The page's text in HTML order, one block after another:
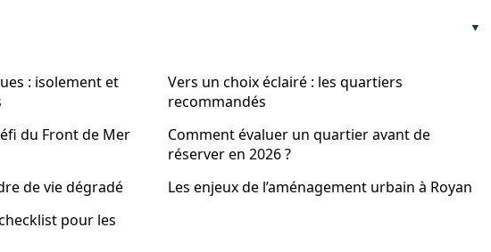
: isolement et
du Front de Mer
de vie dégradé
pour les
Vers un choix éclairé : les quartiers
recommandés
Comment évaluer un quartier avant de
réserver en 2026 ?
Les enjeux de l’aménagement urbain à Royan